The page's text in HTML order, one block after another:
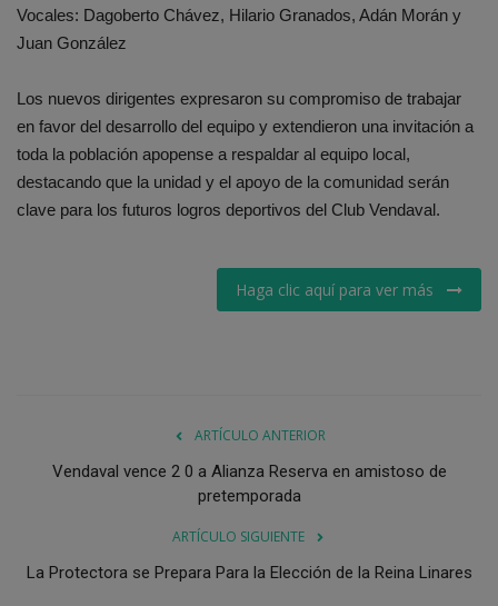
Vocales: Dagoberto Chávez, Hilario Granados, Adán Morán y
Juan González
Los nuevos dirigentes expresaron su compromiso de trabajar
en favor del desarrollo del equipo y extendieron una invitación a
toda la población apopense a respaldar al equipo local,
destacando que la unidad y el apoyo de la comunidad serán
clave para los futuros logros deportivos del Club Vendaval.
Haga clic aquí para ver más
ARTÍCULO ANTERIOR
Vendaval vence 2 0 a Alianza Reserva en amistoso de
pretemporada
ARTÍCULO SIGUIENTE
La Protectora se Prepara Para la Elección de la Reina Linares